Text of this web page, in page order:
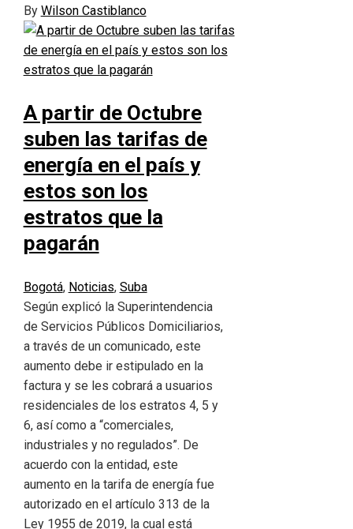
By Wilson Castiblanco
A partir de Octubre
suben las tarifas de
energía en el país y
estos son los
estratos que la
pagarán
Bogotá, Noticias, Suba
Según explicó la Superintendencia
de Servicios Públicos Domiciliarios,
a través de un comunicado, este
aumento debe ir estipulado en la
factura y se les cobrará a usuarios
residenciales de los estratos 4, 5 y
6, así como a “comerciales,
industriales y no regulados”. De
acuerdo con la entidad, este
aumento en la tarifa de energía fue
autorizado en el artículo 313 de la
Ley 1955 de 2019, la cual está